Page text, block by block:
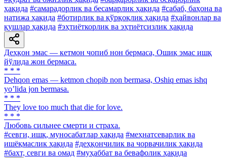
ҳақида #самарадорлик ва бесамарлик ҳақида #сабаб, баҳона ва
натижа ҳақида #ботирлик ва қўрқоқлик ҳақида #ҳайвонлар ва
қушлар ҳақида #эҳтиёткорлик ва эҳтиётсизлик ҳақида
Деҳқон эмас — кетмон чопиб нон бермаса, Ошиқ эмас ишқ
йўлида жон бермаса.
* * *
Dehqon emas — ketmon chopib non bermasa, Oshiq emas ishq
yoʼlida jon bermasa.
* * *
They love too much that die for love.
* * *
Любовь сильнее смерти и страха.
#севги, ишқ, муносабатлар ҳақида #меҳнатсеварлик ва
ишёқмаслик ҳақида #деҳқончилик ва чорвачилик ҳақида
#бахт, севги ва омад #муҳаббат ва бевафолик ҳақида